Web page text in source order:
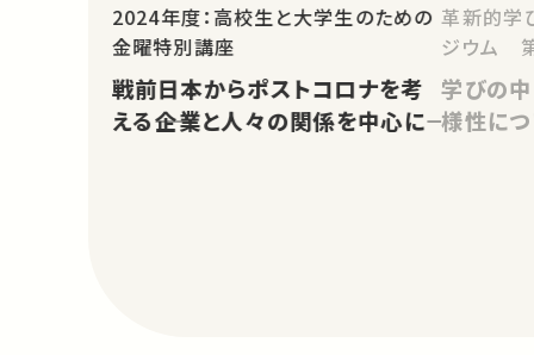
2024年度：高校生と大学生のための
金曜特別講座
戦前日本からポストコロナを考
える――企業と人々の関係を中心に――
革新的学
ジウム
学びの中
様性に